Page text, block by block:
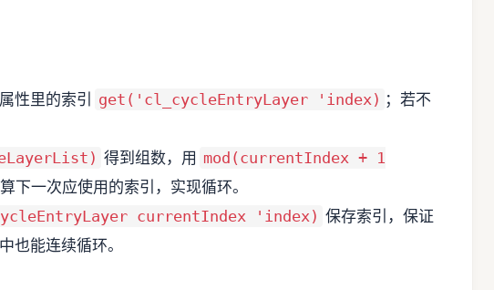
性里的索引 get('cl_cycleEntryLayer 'index) ；若不
得到组数，用 mod(currentIndex + 1
下一次应使用的索引，实现循环。
currentIndex 'index) 保存索引，保证
也能连续循环。